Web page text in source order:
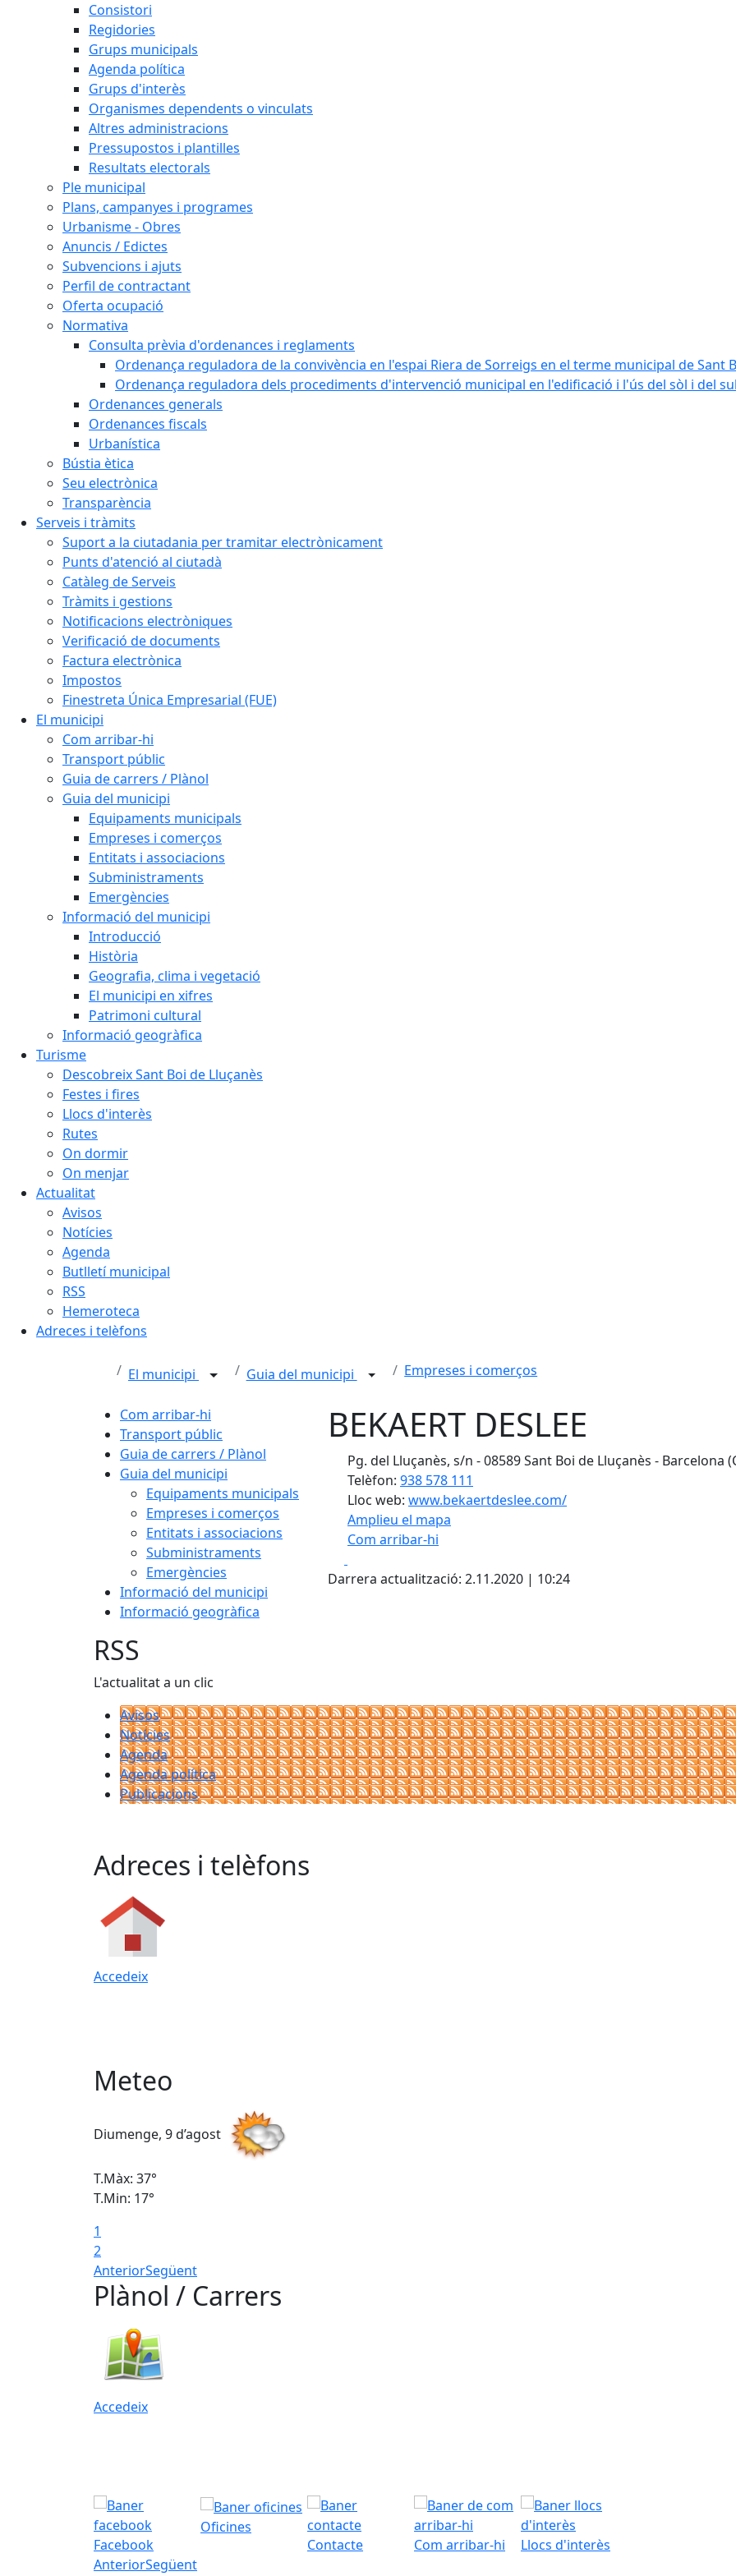
Consistori
Regidories
Grups municipals
Agenda política
Grups d'interès
Organismes dependents o vinculats
Altres administracions
Pressupostos i plantilles
Resultats electorals
Ple municipal
Plans, campanyes i programes
Urbanisme - Obres
Anuncis / Edictes
Subvencions i ajuts
Perfil de contractant
Oferta ocupació
Normativa
Consulta prèvia d'ordenances i reglaments
Ordenança reguladora de la convivència en l'espai Riera de Sorreigs en el terme municipal de Sant
Ordenança reguladora dels procediments d'intervenció municipal en l'edificació i l'ús del sòl i del
Ordenances generals
Ordenances fiscals
Urbanística
Bústia ètica
Seu electrònica
Transparència
Serveis i tràmits
Suport a la ciutadania per tramitar electrònicament
Punts d'atenció al ciutadà
Catàleg de Serveis
Tràmits i gestions
Notificacions electròniques
Verificació de documents
Factura electrònica
Impostos
Finestreta Única Empresarial (FUE)
El municipi
Com arribar-hi
Transport públic
Guia de carrers / Plànol
Guia del municipi
Equipaments municipals
Empreses i comerços
Entitats i associacions
Subministraments
Emergències
Informació del municipi
Introducció
Història
Geografia, clima i vegetació
El municipi en xifres
Patrimoni cultural
Informació geogràfica
Turisme
Descobreix Sant Boi de Lluçanès
Festes i fires
Llocs d'interès
Rutes
On dormir
On menjar
Actualitat
Avisos
Notícies
Agenda
Butlletí municipal
RSS
Hemeroteca
Adreces i telèfons
El municipi Guia del municipi Empreses i comerços
Com arribar-hi
Transport públic
Guia de carrers / Plànol
Guia del municipi
Equipaments municipals
Empreses i comerços
Entitats i associacions
Subministraments
Emergències
Informació del municipi
Informació geogràfica
BEKAERT DESLEE
Pg. del Lluçanès, s/n - 08589 Sant Boi de Lluçanès - Barcelona
Telèfon: 938 578 111
Lloc web: www.bekaertdeslee.com/
Amplieu el mapa
Com arribar-hi
+
Darrera actualització: 2.11.2020 | 10:24
RSS
L'actualitat a un clic
Avisos
Notícies
Agenda
Agenda política
Publicacions
Adreces i telèfons
Accedeix
Meteo
Diumenge, 9 d’agost
T.Màx: 37°
T.Min: 17°
1
2
AnteriorSegüent
Plànol / Carrers
Accedeix
Facebook
Oficines
Contacte
Com arribar-hi
Llocs d'interès
AnteriorSegüent